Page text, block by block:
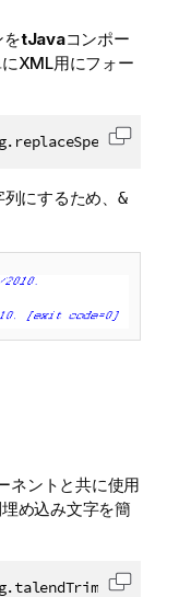
をtJavaコンポー
XML用にフォー
コード
にするため、 &
ネントと共に使用
め込み文字を簡